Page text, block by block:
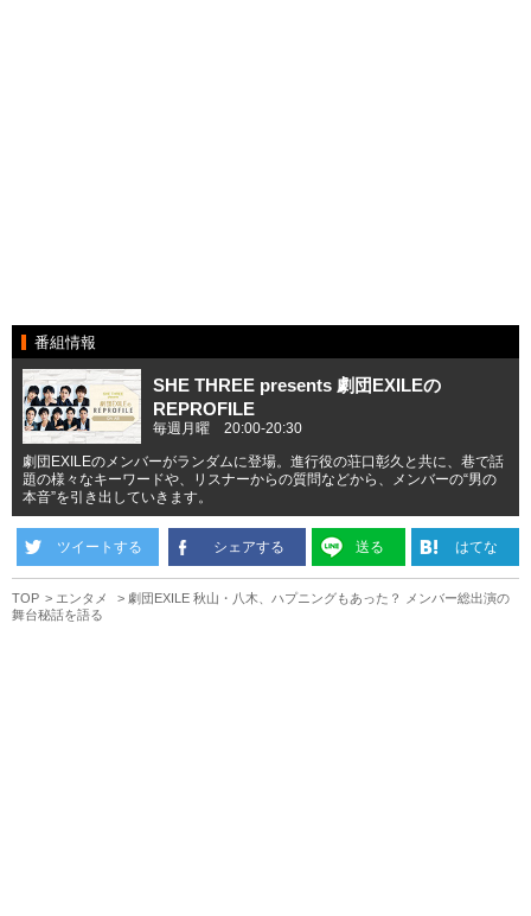
番組情報
SHE THREE presents 劇団EXILEの
REPROFILE
毎週月曜 20:00-20:30
劇団EXILEのメンバーがランダムに登場。進行役の荘口彰久と共に、巷で話
題の様々なキーワードや、リスナーからの質問などから、メンバーの“男の
本音”を引き出していきます。
ツイートする シェアする 送る はてな
TOP エンタメ
劇団EXILE 秋山・八木、ハプニングもあった？ メンバー総出演の
舞台秘話を語る